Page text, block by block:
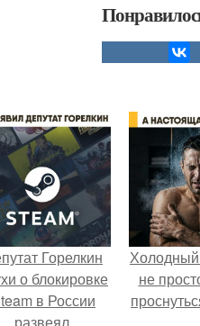
Горелкин
о блокировке
в России
не